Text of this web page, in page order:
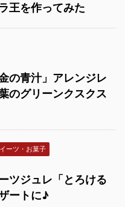
王を作ってみた
の青汁」アレンジレ
のグリーンクスクス
ーツ・お菓子
ツジュレ「とろける
ートに♪